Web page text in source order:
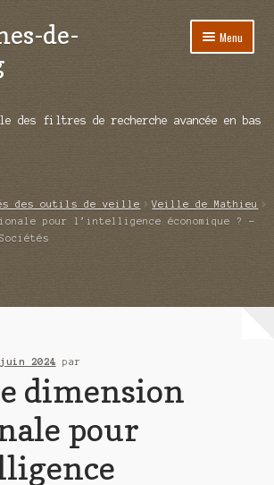
de-
Menu
Ouvrir
des filtres de recherche avancée en bas
des outils de veille
Veille de Mathieu
pour l’intelligence économique ? –
2024 par
dimension
pour